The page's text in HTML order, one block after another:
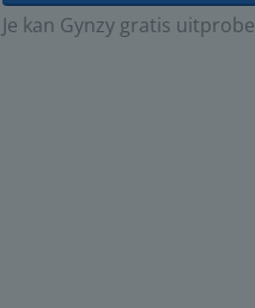
Je kan Gynzy gratis